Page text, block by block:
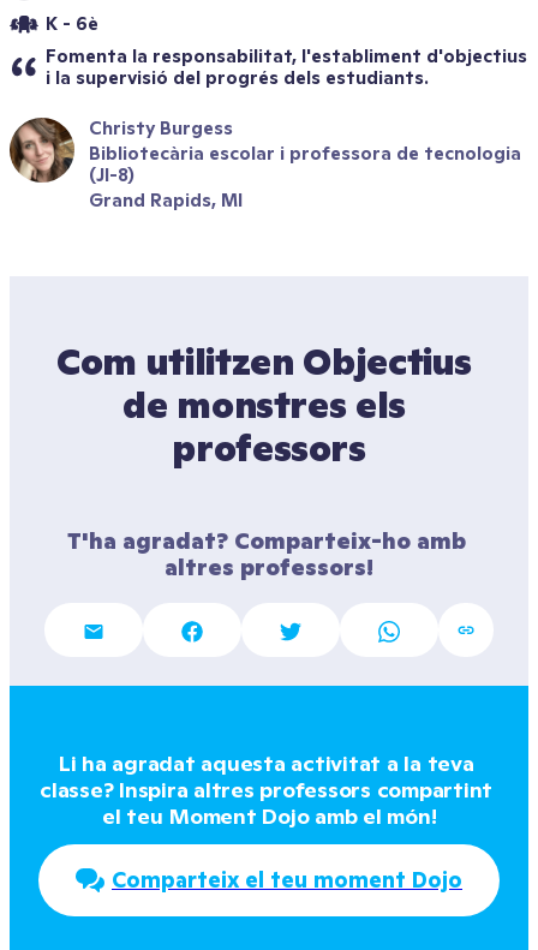
K - 6è
Fomenta la responsabilitat, l'establiment d'objectius
i la supervisió del progrés dels estudiants.
Christy Burgess
Bibliotecària escolar i professora de tecnologia
(JI-8)
Grand Rapids, MI
Com utilitzen Objectius
de monstres els
professors
T'ha agradat? Comparteix-ho amb
altres professors!
Li ha agradat aquesta activitat a la teva
classe? Inspira altres professors compartint
el teu Moment Dojo amb el món!
Comparteix el teu moment Dojo